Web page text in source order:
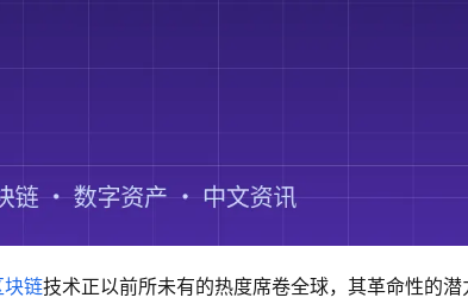
块链技术正以前所未有的热度席卷全球，其革命性的